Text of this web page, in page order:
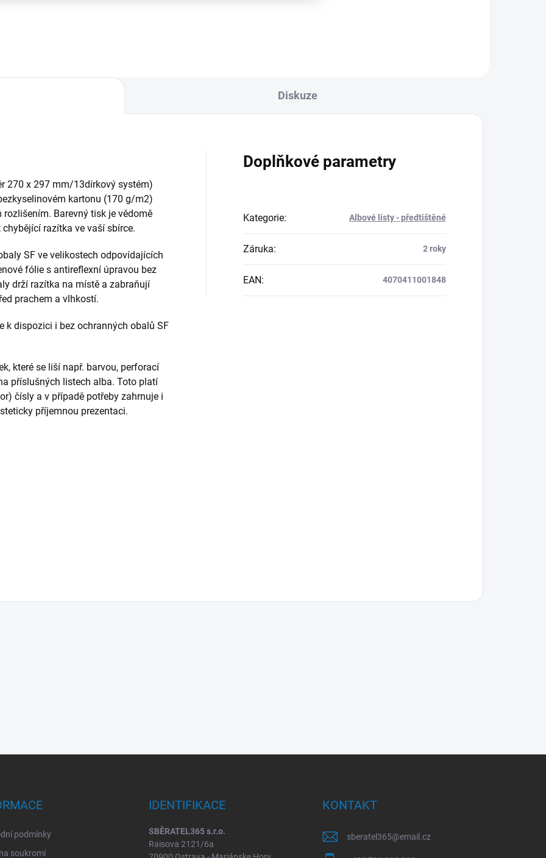
Diskuze
270 x 297 mm/13dírkový systém)
kartonu (170 g/m2)
Barevný tisk je vědomě
razítka ve vaší sbírce.
SF ve velikostech odpovídajících
fólie s antireflexní úpravou bez
drží razítka na místě a zabraňují
prachem a vlhkostí.
k dispozici i bez ochranných obalů SF
které se liší např. barvou, perforací
příslušných listech alba. Toto platí
čísly a v případě potřeby zahrnuje i
příjemnou prezentaci.
Doplňkové parametry
Kategorie: Albové listy - předtištěné
Záruka: 2 roky
EAN: 4070411001848
podmínky
soukromí
IDENTIFIKACE
SBĚRATEL365 s.r.o.
Raisova 2121/6a
KONTAKT
sberatel365@email.cz